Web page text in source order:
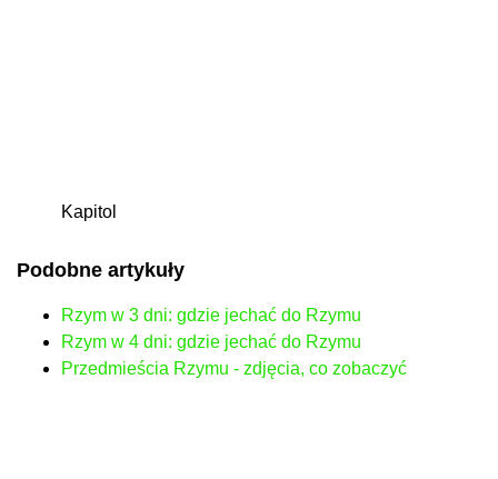
Kapitol
Podobne artykuły
Rzym w 3 dni: gdzie jechać do Rzymu
Rzym w 4 dni: gdzie jechać do Rzymu
Przedmieścia Rzymu - zdjęcia, co zobaczyć